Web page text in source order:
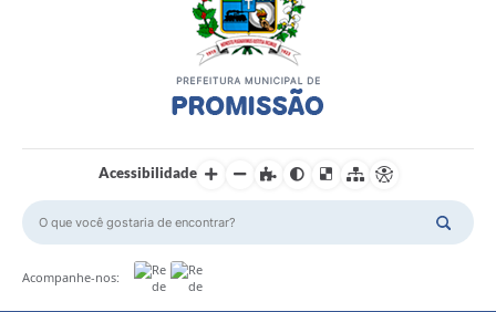
Acessibilidade
Acompanhe-nos: